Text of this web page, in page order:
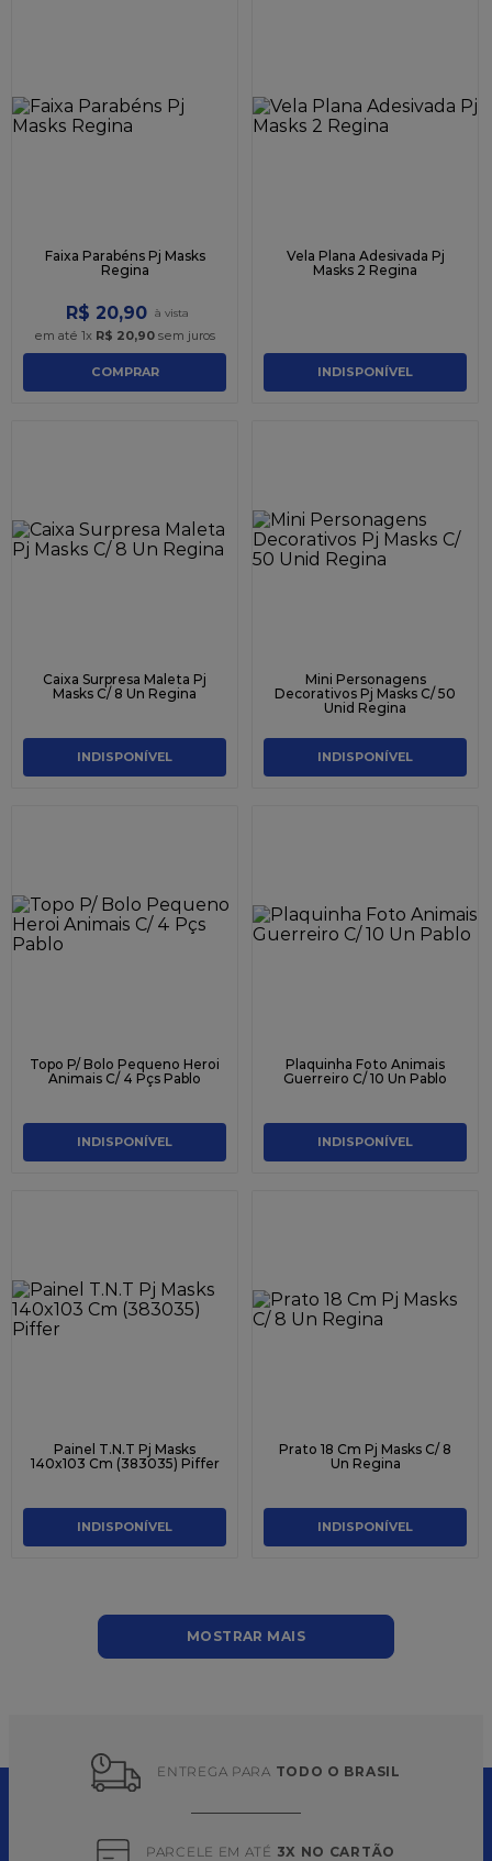
Faixa Parabéns Pj Masks
Regina
R$ 20,90
em até 1x R$ 20,90 sem juros
COMPRAR
Vela Plana Adesivada Pj
Masks 2 Regina
INDISPONÍVEL
Caixa Surpresa Maleta Pj
Masks C/ 8 Un Regina
INDISPONÍVEL
Mini Personagens
Decorativos Pj Masks C/ 50
Unid Regina
INDISPONÍVEL
Topo P/ Bolo Pequeno Heroi
Animais C/ 4 Pçs Pablo
INDISPONÍVEL
Plaquinha Foto Animais
Guerreiro C/ 10 Un Pablo
INDISPONÍVEL
Painel T.N.T Pj Masks
140x103 Cm (383035) Piffer
INDISPONÍVEL
Prato 18 Cm Pj Masks C/ 8
Un Regina
INDISPONÍVEL
MOSTRAR MAIS
ENTREGA PARA TODO O BRASIL
PARCELE EM ATÉ 3X NO CARTÃO